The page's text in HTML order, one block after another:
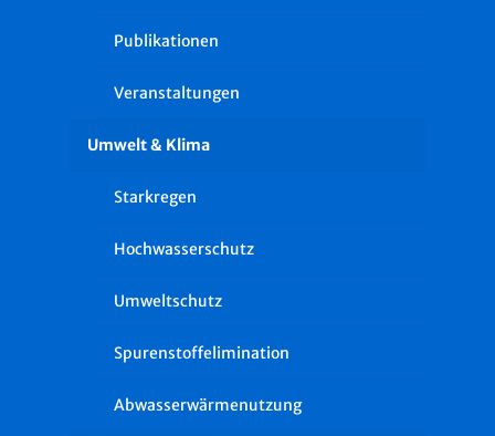
Publikationen
Veranstaltungen
Umwelt & Klima
Starkregen
Hochwasserschutz
Umweltschutz
Spurenstoffelimination
Abwasserwärmenutzung